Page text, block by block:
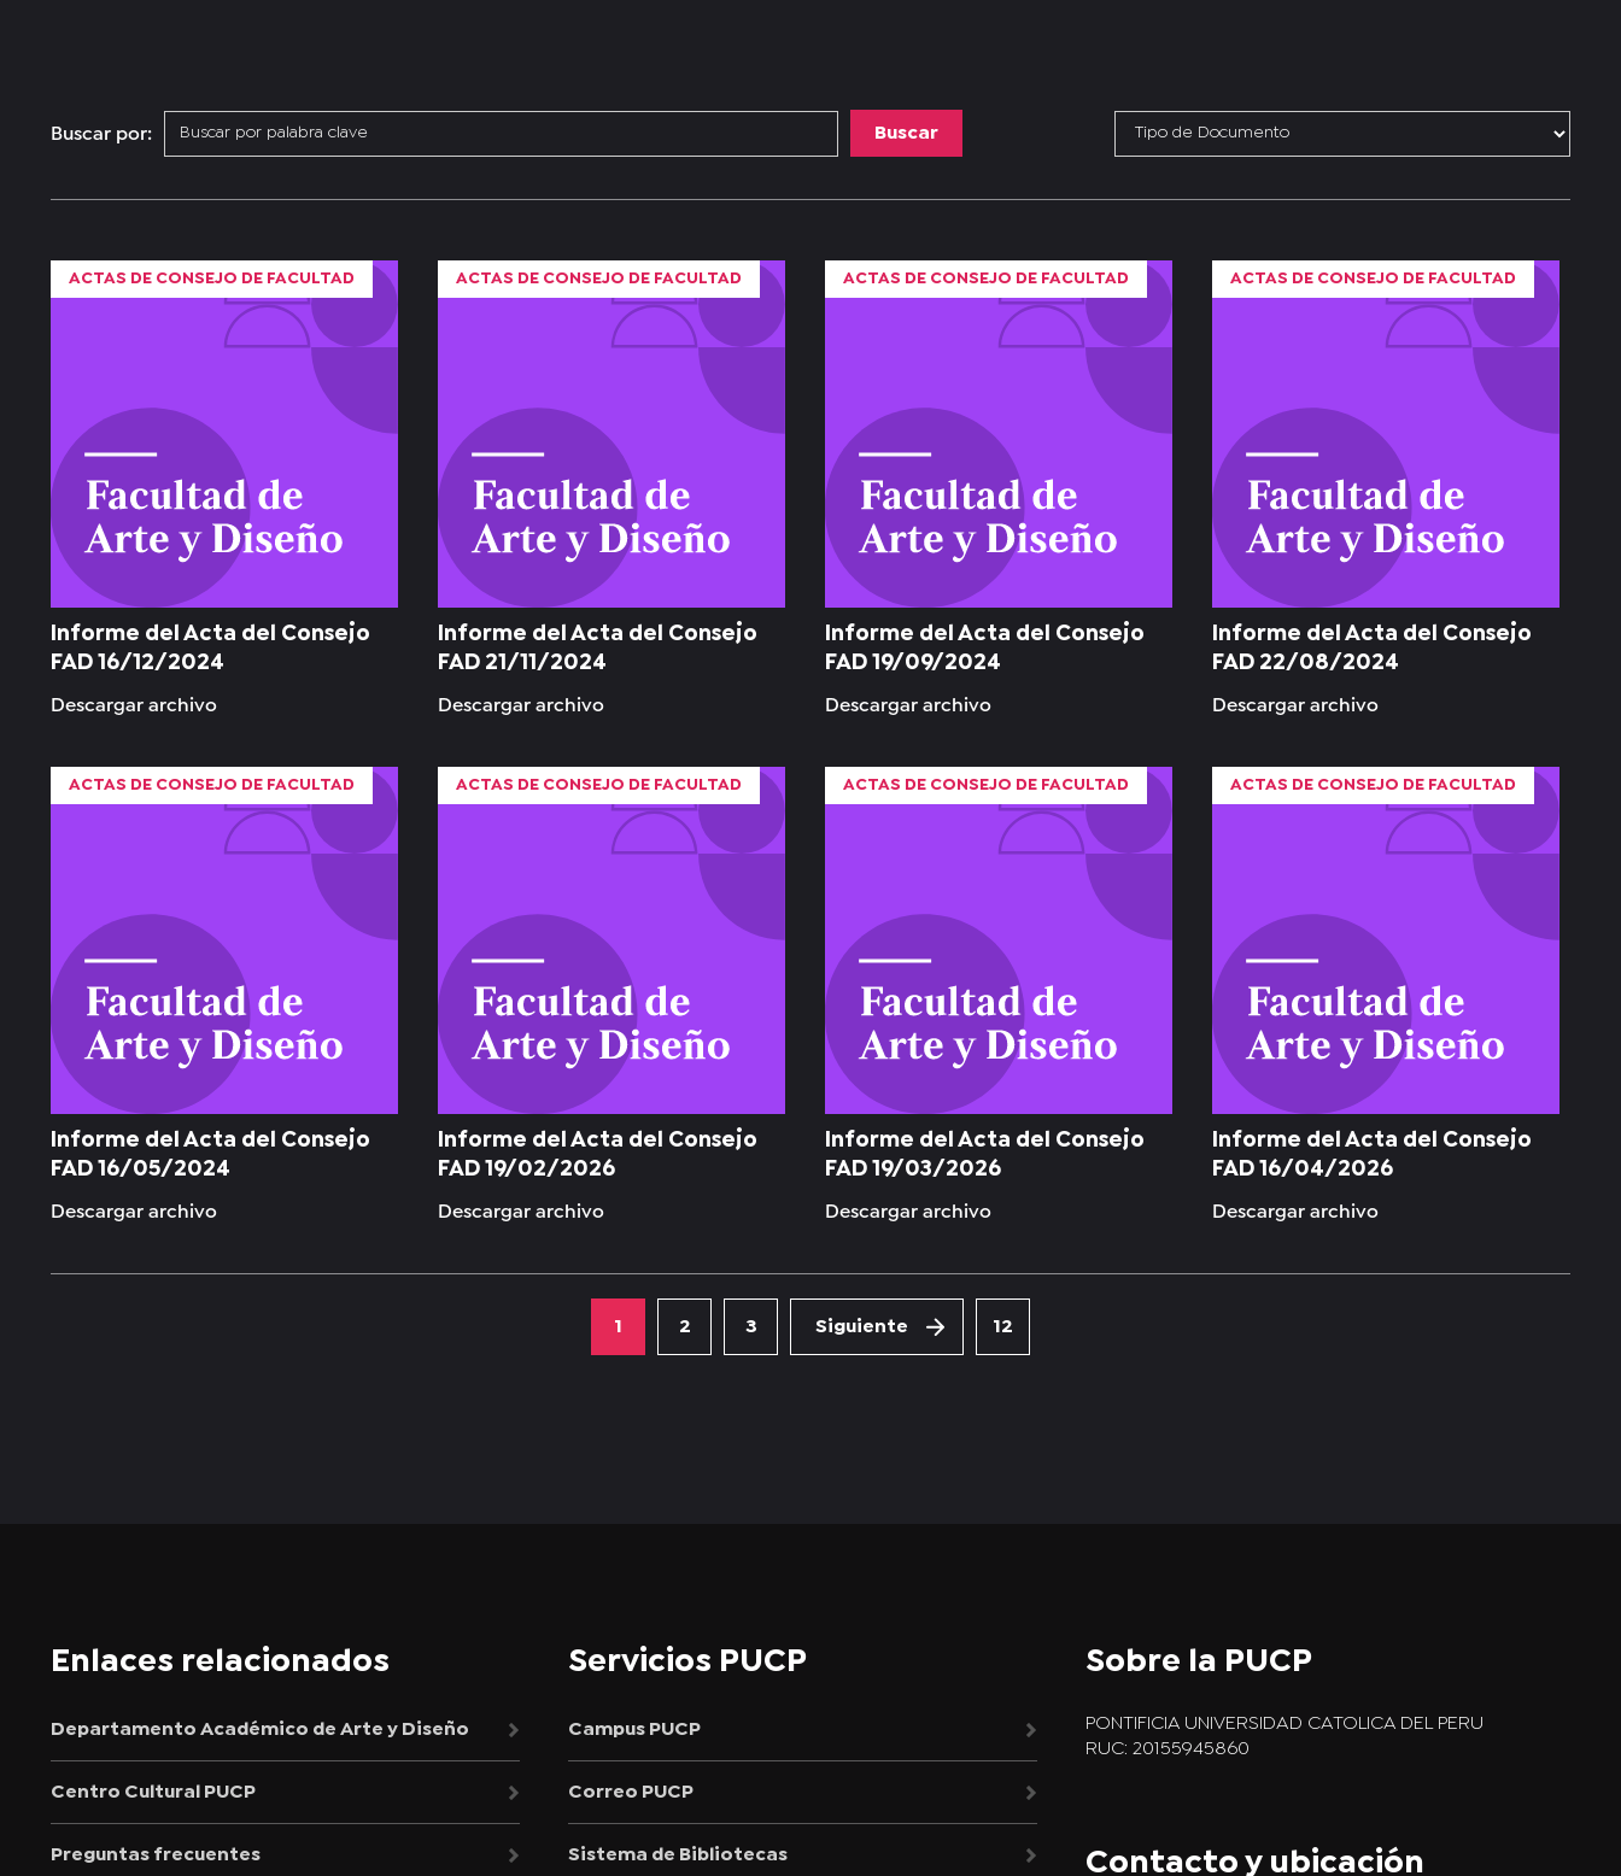
Buscar por:
ACTAS DE CONSEJO DE FACULTAD
Informe del Acta del Consejo
FAD 16/12/2024
Descargar archivo
ACTAS DE CONSEJO DE FACULTAD
Informe del Acta del Consejo
FAD 21/11/2024
Descargar archivo
ACTAS DE CONSEJO DE FACULTAD
Informe del Acta del Consejo
FAD 19/09/2024
Descargar archivo
ACTAS DE CONSEJO DE FACULTAD
Informe del Acta del Consejo
FAD 22/08/2024
Descargar archivo
ACTAS DE CONSEJO DE FACULTAD
Informe del Acta del Consejo
FAD 16/05/2024
Descargar archivo
ACTAS DE CONSEJO DE FACULTAD
Informe del Acta del Consejo
FAD 19/02/2026
Descargar archivo
ACTAS DE CONSEJO DE FACULTAD
Informe del Acta del Consejo
FAD 19/03/2026
Descargar archivo
ACTAS DE CONSEJO DE FACULTAD
Informe del Acta del Consejo
FAD 16/04/2026
Descargar archivo
1 2 3 Siguiente 12
Enlaces relacionados
Departamento Académico de Arte y Diseño
Centro Cultural PUCP
Preguntas frecuentes
Servicios PUCP
Campus PUCP
Correo PUCP
Sistema de Bibliotecas
Sobre la PUCP
PONTIFICIA UNIVERSIDAD CATOLICA DEL PERU
RUC: 20155945860
Contacto y ubicación